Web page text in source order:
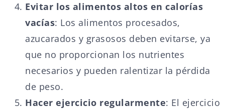
Evitar los alimentos altos en calorías
vacías: Los alimentos procesados,
azucarados y grasosos deben evitarse, ya
que no proporcionan los nutrientes
necesarios y pueden ralentizar la pérdida
de peso.
Hacer ejercicio regularmente: El ejercicio